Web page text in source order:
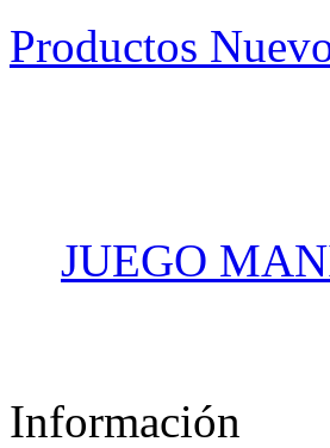
Productos
JUEGO
Información